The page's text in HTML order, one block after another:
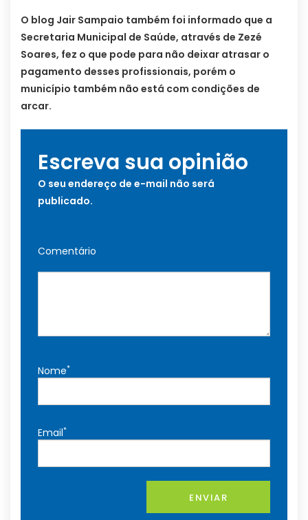
O blog Jair Sampaio também foi informado que a
Secretaria Municipal de Saúde, através de Zezé
Soares, fez o que pode para não deixar atrasar o
pagamento desses profissionais, porém o
município também não está com condições de
arcar.
Escreva sua opinião
O seu endereço de e-mail não será
publicado.
Comentário
Nome*
Email*
ENVIAR